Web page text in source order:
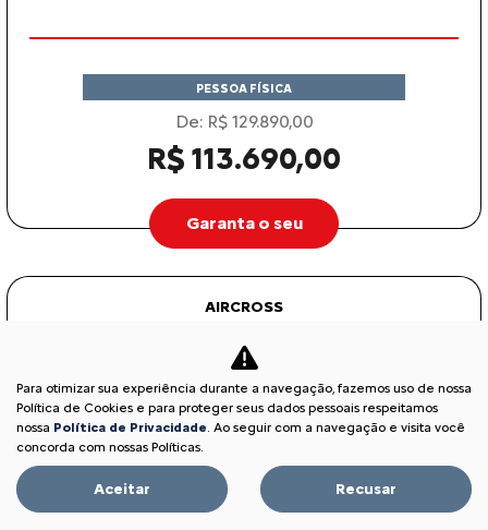
PESSOA FÍSICA
De: R$ 129.890,00
R$ 113.690,00
Garanta o seu
AIRCROSS
Para otimizar sua experiência durante a navegação, fazemos uso de nossa
Política de Cookies e para proteger seus dados pessoais respeitamos
nossa Política de Privacidade. Ao seguir com a navegação e visita você
concorda com nossas Políticas.
Aceitar Recusar